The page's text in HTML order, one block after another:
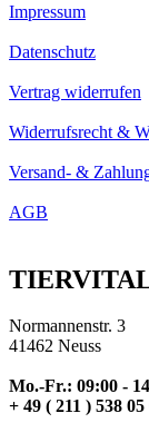
Impressum
Datenschutz
Vertrag widerrufen
Widerrufsrecht &
Versand- &
AGB
Normannenstr. 3
41462 Neuss
Mo.-Fr.: 09:00 -
+ 49 ( 211 ) 538 05